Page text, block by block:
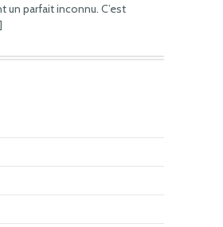
un parfait inconnu. C’est